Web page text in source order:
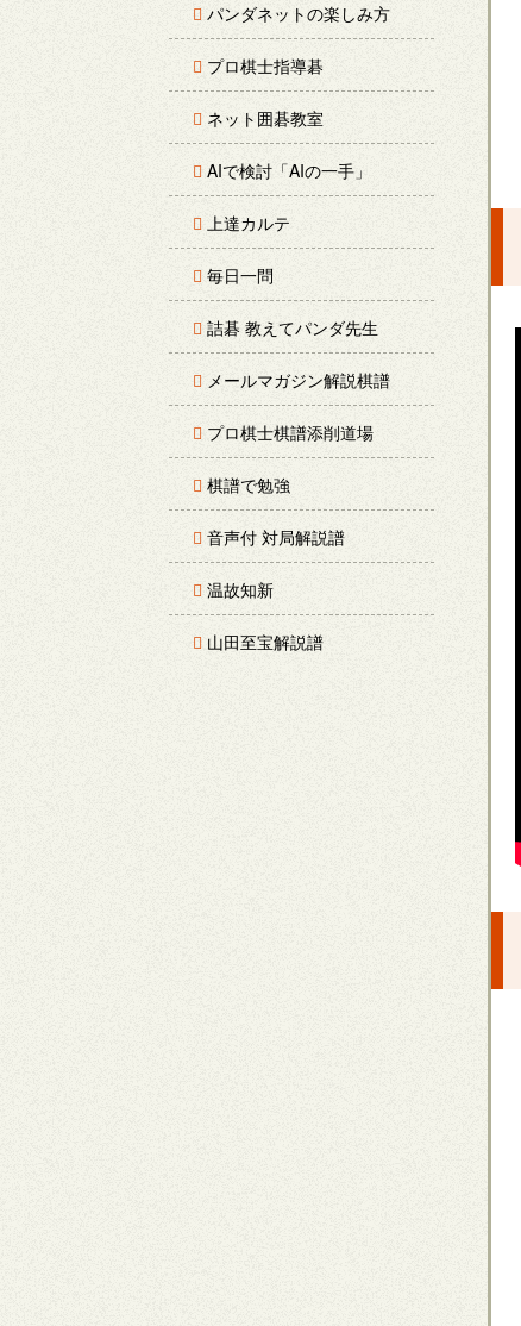
パンダネットの楽しみ方
プロ棋士指導碁
ネット囲碁教室
AIで検討「AIの一手」
上達カルテ
毎日一問
詰碁 教えてパンダ先生
メールマガジン解説棋譜
プロ棋士棋譜添削道場
棋譜で勉強
音声付 対局解説譜
温故知新
山田至宝解説譜